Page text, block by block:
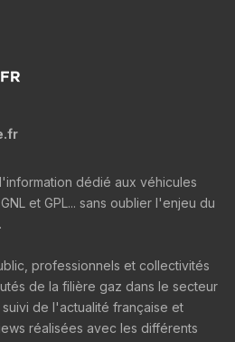
dédié aux véhicules
et GPL... sans oublier l'enjeu du
professionnels et collectivités
de la filière gaz dans le secteur
de l'actualité française et
réalisées avec les différents